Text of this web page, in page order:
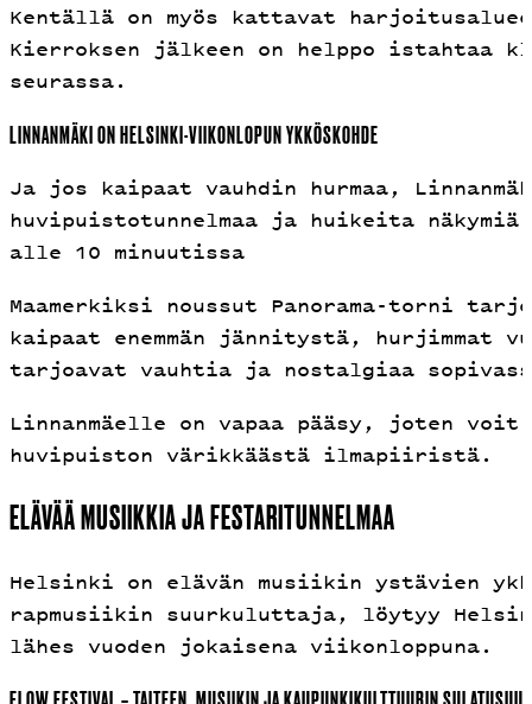
Kentällä on myös kattavat
Kierroksen jälkeen on helppo istahtaa
seurassa.
LINNANMÄKI ON HELSINKI-VIIKONLOPUN YKKÖSKOHDE
Ja jos kaipaat vauhdin hurmaa,
huvipuistotunnelmaa ja huikeita
alle 10 minuutissa
Maamerkiksi noussut Panorama-torni
kaipaat enemmän jännitystä,
tarjoavat vauhtia ja nostalgiaa
Linnanmäelle on vapaa pääsy, joten
huvipuiston värikkäästä ilmapiiristä.
ELÄVÄÄ MUSIIKKIA JA FESTARITUNNELMAA
Helsinki on elävän musiikin ystävien
rapmusiikin suurkuluttaja, löytyy
lähes vuoden jokaisena viikonloppuna.